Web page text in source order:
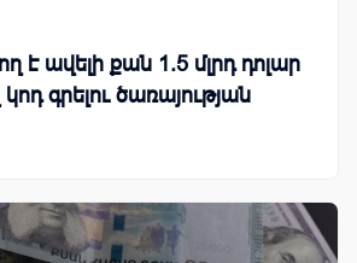
է ավելի քան 1.5 մլրդ դոլար
գրելու ծառայության